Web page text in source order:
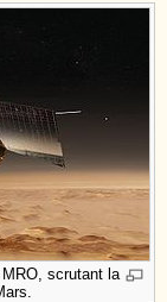
scrutant la